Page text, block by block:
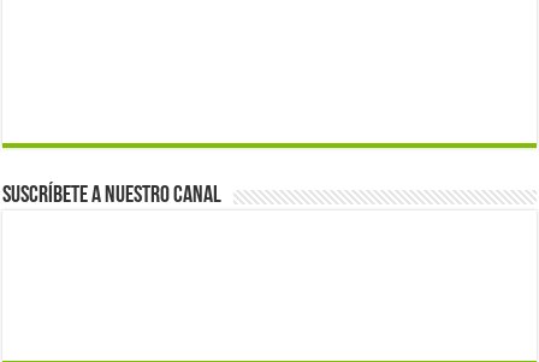
Suscríbete a nuestro canal